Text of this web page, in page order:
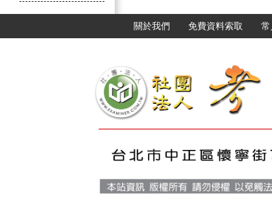
關於我們 免費資料索取 常